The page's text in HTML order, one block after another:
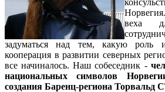
веха
задуматься над тем, какую роль
кооперация в развитии северных
все начиналось. Наш собеседник -
национальных символов
создания Баренц-региона